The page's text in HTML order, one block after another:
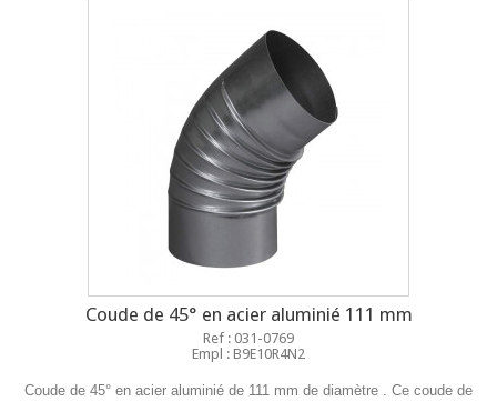
Coude de 45° en acier aluminié 111 mm
Ref : 031-0769
Empl : B9E10R4N2
Coude de 45° en acier aluminié de 111 mm de diamètre . Ce coude de